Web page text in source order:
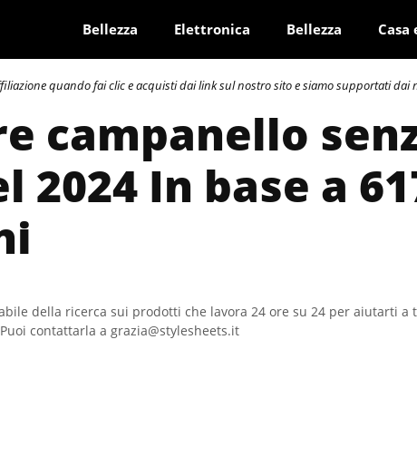
Bellezza Elettronica Bellezza Casa
quando fai clic e acquisti dai link sul nostro sito e siamo supportati dai
campanello
2024 In base a
della ricerca sui prodotti che lavora 24 ore su 24 per aiutarti a
contattarla a grazia@stylesheets.it